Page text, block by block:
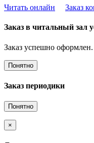
Читать онлайн
Заказ
Заказ в читальный зал
Заказ успешно оформлен.
Понятно
Заказ периодики
Понятно
×